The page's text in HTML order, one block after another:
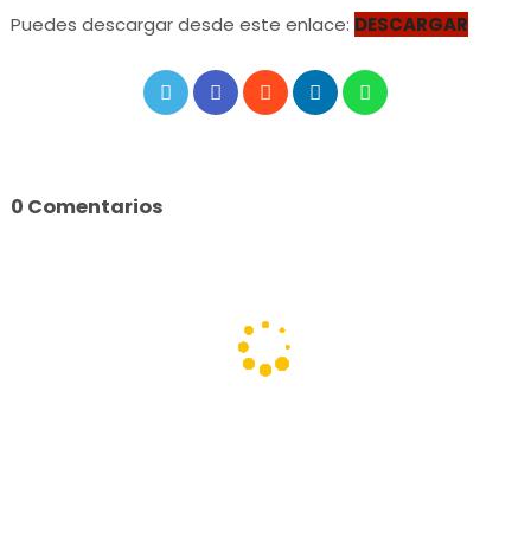
Puedes descargar desde este enlace: DESCARGAR
0 Comentarios